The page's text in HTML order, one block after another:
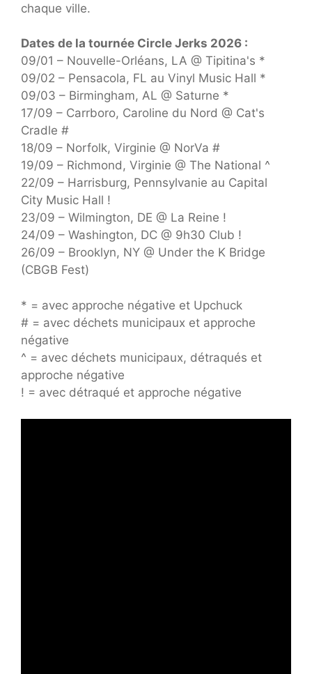
chaque ville.
Dates de la tournée Circle Jerks 2026 :
09/01 – Nouvelle-Orléans, LA @ Tipitina's *
09/02 – Pensacola, FL au Vinyl Music Hall *
09/03 – Birmingham, AL @ Saturne *
17/09 – Carrboro, Caroline du Nord @ Cat's
Cradle #
18/09 – Norfolk, Virginie @ NorVa #
19/09 – Richmond, Virginie @ The National ^
22/09 – Harrisburg, Pennsylvanie au Capital
City Music Hall !
23/09 – Wilmington, DE @ La Reine !
24/09 – Washington, DC @ 9h30 Club !
26/09 – Brooklyn, NY @ Under the K Bridge
(CBGB Fest)
* = avec approche négative et Upchuck
# = avec déchets municipaux et approche
négative
^ = avec déchets municipaux, détraqués et
approche négative
! = avec détraqué et approche négative